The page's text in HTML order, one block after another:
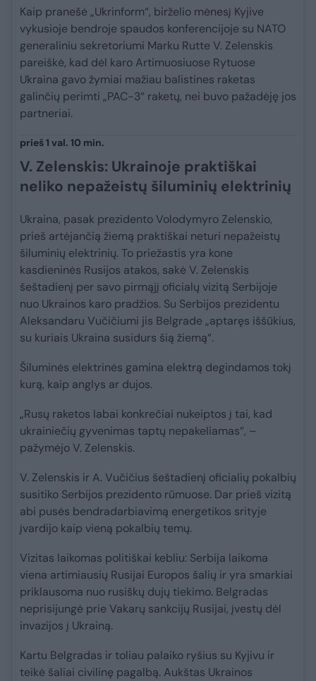
Kaip pranešė „Ukrinform“, birželio mėnesį Kyjive
vykusioje bendroje spaudos konferencijoje su NATO
generaliniu sekretoriumi Marku Rutte V. Zelenskis
pareiškė, kad dėl karo Artimuosiuose Rytuose
Ukraina gavo žymiai mažiau balistines raketas
galinčių perimti „PAC-3“ raketų, nei buvo pažadėję jos
partneriai.
prieš 1 val. 10 min.
V. Zelenskis: Ukrainoje praktiškai
neliko nepažeistų šiluminių elektrinių
Ukraina, pasak prezidento Volodymyro Zelenskio,
prieš artėjančią žiemą praktiškai neturi nepažeistų
šiluminių elektrinių. To priežastis yra kone
kasdieninės Rusijos atakos, sakė V. Zelenskis
šeštadienį per savo pirmąjį oficialų vizitą Serbijoje
nuo Ukrainos karo pradžios. Su Serbijos prezidentu
Aleksandaru Vučičiumi jis Belgrade „aptaręs iššūkius,
su kuriais Ukraina susidurs šią žiemą“.
Šiluminės elektrinės gamina elektrą degindamos tokį
kurą, kaip anglys ar dujos.
„Rusų raketos labai konkrečiai nukeiptos į tai, kad
ukrainiečių gyvenimas taptų nepakeliamas“, –
pažymėjo V. Zelenskis.
V. Zelenskis ir A. Vučičius šeštadienį oficialių pokalbių
susitiko Serbijos prezidento rūmuose. Dar prieš vizitą
abi pusės bendradarbiavimą energetikos srityje
įvardijo kaip vieną pokalbių temų.
Vizitas laikomas politiškai kebliu: Serbija laikoma
viena artimiausių Rusijai Europos šalių ir yra smarkiai
priklausoma nuo rusiškų dujų tiekimo. Belgradas
neprisijungė prie Vakarų sankcijų Rusijai, įvestų dėl
invazijos į Ukrainą.
Kartu Belgradas ir toliau palaiko ryšius su Kyjivu ir
teikė šaliai civilinę pagalbą. Aukštas Ukrainos